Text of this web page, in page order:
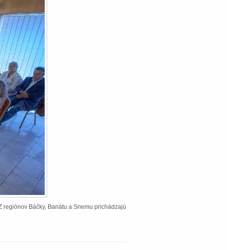
Báčky, Banátu a Sriemu prichádzajú